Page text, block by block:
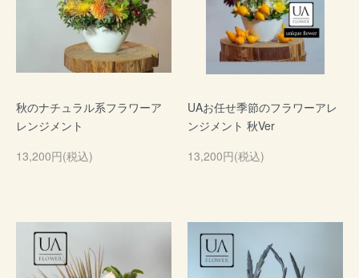
秋のナチュラル系フラワーア
レンジメント
13,200円(税込)
UAお任せ季節のフラワーアレ
ンジメント 秋Ver
13,200円(税込)